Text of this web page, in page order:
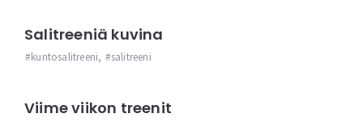
Salitreeniä kuvina
kuntosalitreeni, salitreeni
Viime viikon treenit